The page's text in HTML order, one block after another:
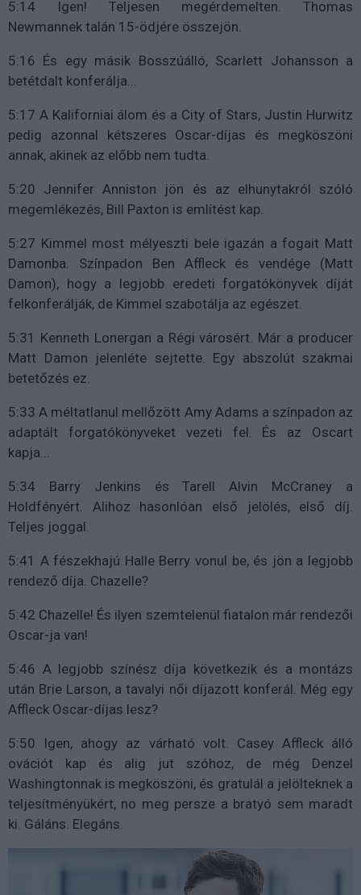
5:14 Igen! Teljesen megérdemelten. Thomas
Newmannek talán 15-ödjére összejön.
5:16 És egy másik Bosszúálló, Scarlett Johansson a
betétdalt konferálja...
5:17 A Kaliforniai álom és a City of Stars, Justin Hurwitz
pedig azonnal kétszeres Oscar-díjas és megköszöni
annak, akinek az előbb nem tudta.
5:20 Jennifer Anniston jön és az elhunytakról szóló
megemlékezés, Bill Paxton is említést kap.
5:27 Kimmel most mélyeszti bele igazán a fogait Matt
Damonba. Színpadon Ben Affleck és vendége (Matt
Damon), hogy a legjobb eredeti forgatókönyvek díját
felkonferálják, de Kimmel szabotálja az egészet.
5:31 Kenneth Lonergan a Régi városért. Már a producer
Matt Damon jelenléte sejtette. Egy abszolút szakmai
betetőzés ez.
5:33 A méltatlanul mellőzött Amy Adams a színpadon az
adaptált forgatókönyveket vezeti fel. És az Oscart
kapja...
5:34 Barry Jenkins és Tarell Alvin McCraney a
Holdfényért. Alihoz hasonlóan első jelölés, első díj.
Teljes joggal.
5:41 A fészekhajú Halle Berry vonul be, és jön a legjobb
rendező díja. Chazelle?
5:42 Chazelle! És ilyen szemtelenül fiatalon már rendezői
Oscar-ja van!
5:46 A legjobb színész díja következik és a montázs
után Brie Larson, a tavalyi női díjazott konferál. Még egy
Affleck Oscar-díjas lesz?
5:50 Igen, ahogy az várható volt. Casey Affleck álló
ovációt kap és alig jut szóhoz, de még Denzel
Washingtonnak is megköszöni, és gratulál a jelölteknek a
teljesítményükért, no meg persze a bratyó sem maradt
ki. Gáláns. Elegáns.